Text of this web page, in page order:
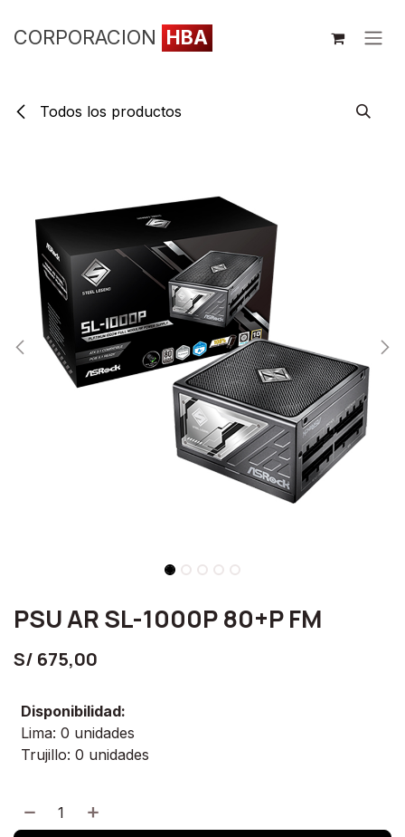
CORPORACION HBA
Todos los productos
PSU AR SL-1000P 80+P FM
S/ 675,00
Disponibilidad:
Lima: 0 unidades
Trujillo: 0 unidades